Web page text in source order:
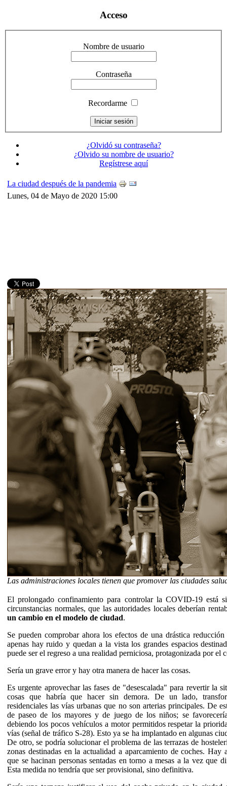
Acceso
Nombre de usuario
Contraseña
Recordarme
¿Olvidó su contraseña?
¿Olvido su nombre de usuario?
Regístrese aquí
La ciudad después de la pandemia
Lunes, 04 de Mayo de 2020 15:00
Las administraciones locales tienen que promover las ciudades
El prolongado confinamiento para controlar la COVID-19 está
circunstancias normales, que las autoridades locales deberían
un cambio en el modelo de ciudad.
Se pueden comprobar ahora los efectos de una drástica
apenas hay ruido y quedan a la vista los grandes espacios
puede ser el regreso a una realidad perniciosa, protagonizada por el
Sería un grave error y hay otra manera de hacer las cosas.
Es urgente aprovechar las fases de "desescalada" para revertir la
cosas que habría que hacer sin demora. De un lado,
residenciales las vías urbanas que no son arterias principales. De
de paseo de los mayores y de juego de los niños; se
debiendo los pocos vehículos a motor permitidos respetar la
vías (señal de tráfico S-28). Esto ya se ha implantado en algunas
De otro, se podría solucionar el problema de las terrazas de
zonas destinadas en la actualidad a aparcamiento de coches. Hay
que se hacinan personas sentadas en torno a mesas a la vez que
Esta medida no tendría que ser provisional, sino definitiva.